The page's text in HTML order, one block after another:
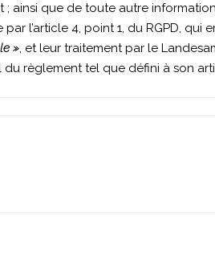
ainsi que de toute autre
l’article 4, point 1, du RGPD,
», et leur traitement par le
règlement tel que défini à son